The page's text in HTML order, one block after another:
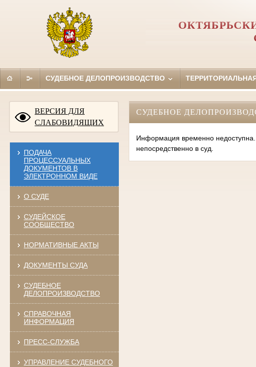
СУДЕБНОЕ ДЕЛОПРОИЗВОДСТВО
ВЕРСИЯ ДЛЯ
СЛАБОВИДЯЩИХ
ПОДАЧА
ПРОЦЕССУАЛЬНЫХ
ДОКУМЕНТОВ В
ЭЛЕКТРОННОМ ВИДЕ
О СУДЕ
СУДЕЙСКОЕ
СООБЩЕСТВО
НОРМАТИВНЫЕ АКТЫ
ДОКУМЕНТЫ СУДА
СУДЕБНОЕ
ДЕЛОПРОИЗВОДСТВО
СПРАВОЧНАЯ
ИНФОРМАЦИЯ
ПРЕСС-СЛУЖБА
УПРАВЛЕНИЕ СУДЕБНОГО
СУДЕБНОЕ
Информация временно недоступна.
непосредственно в суд.